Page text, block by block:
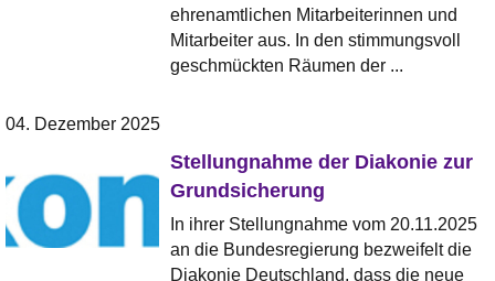
ehrenamtlichen Mitarbeiterinnen und
Mitarbeiter aus. In den stimmungsvoll
geschmückten Räumen der ...
04. Dezember 2025
Stellungnahme der Diakonie zur
Grundsicherung
In ihrer Stellungnahme vom 20.11.2025
an die Bundesregierung bezweifelt die
Diakonie Deutschland, dass die neue